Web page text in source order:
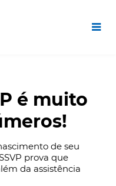
é muito
de seu
prova que
da assistência